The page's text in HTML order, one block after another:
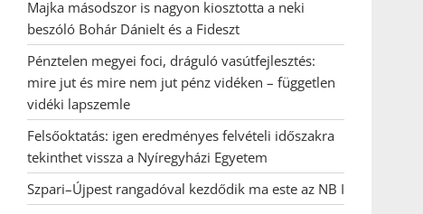
Majka másodszor is nagyon kiosztotta a neki
beszóló Bohár Dánielt és a Fideszt
Pénztelen megyei foci, dráguló vasútfejlesztés:
mire jut és mire nem jut pénz vidéken – független
vidéki lapszemle
Felsőoktatás: igen eredményes felvételi időszakra
tekinthet vissza a Nyíregyházi Egyetem
Szpari–Újpest rangadóval kezdődik ma este az NB I